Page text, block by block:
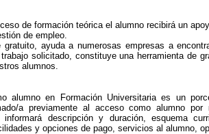
de formación teórica el alumno recibirá un
de empleo.
gratuito, ayuda a numerosas empresas a
solicitado, constituye una herramienta de
alumnos.
alumno en Formación Universitaria es un
a previamente al acceso como alumno por
descripción y duración, esquema
y opciones de pago, servicios al alumno,